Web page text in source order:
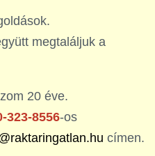
megtaláljuk a
20 éve.
323-8556-os
címen.